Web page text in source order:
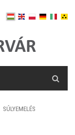
SÚLYEMELÉS